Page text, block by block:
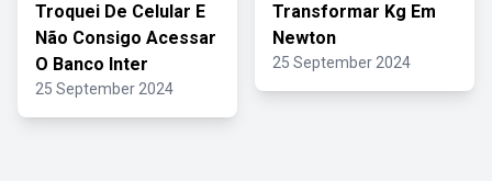
Troquei De Celular E
Não Consigo Acessar
O Banco Inter
25 September 2024
Transformar Kg Em
Newton
25 September 2024